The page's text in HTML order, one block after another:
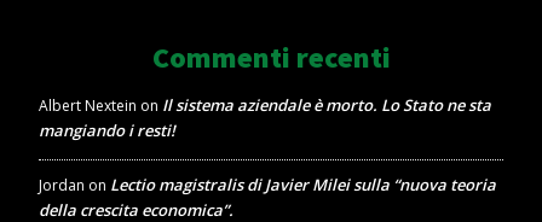
Commenti recenti
Albert Nextein on Il sistema aziendale è morto. Lo Stato ne sta
mangiando i resti!
Jordan on Lectio magistralis di Javier Milei sulla “nuova teoria
della crescita economica”.